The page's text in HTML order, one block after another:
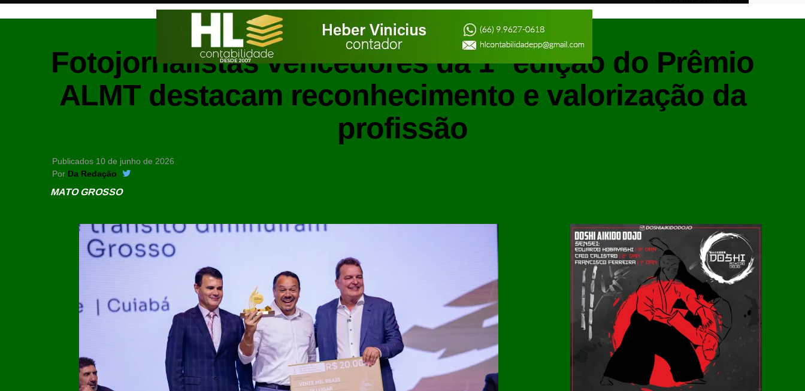
MATO GROSSO
Fotojornalistas vencedores da 1ª edição do Prêmio
ALMT destacam reconhecimento e valorização da
profissão
Publicados 10 de junho de 2026
Por Da Redação
MATO GROSSO